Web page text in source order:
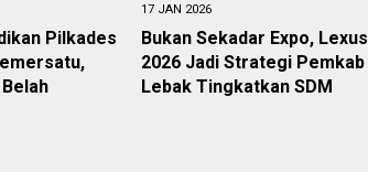
Pilkades
17 JAN 2026
Bukan Sekadar Expo, Lexus
2026 Jadi Strategi Pemkab
Lebak Tingkatkan SDM